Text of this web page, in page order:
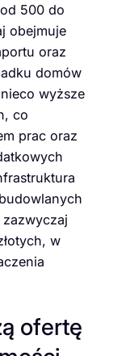
500 do
obejmuje
oraz
domów
wyższe
co
prac oraz
w
ofertę